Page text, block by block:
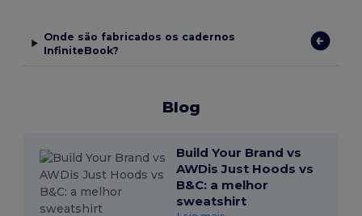
Onde são fabricados os cadernos
InfiniteBook?
Blog
Build Your Brand vs
AWDis Just Hoods vs
B&C: a melhor
sweatshirt